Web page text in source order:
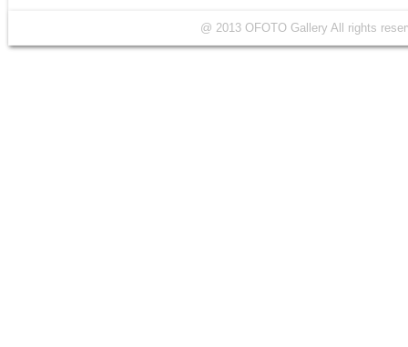
@ 2013 OFOTO Gallery All rights